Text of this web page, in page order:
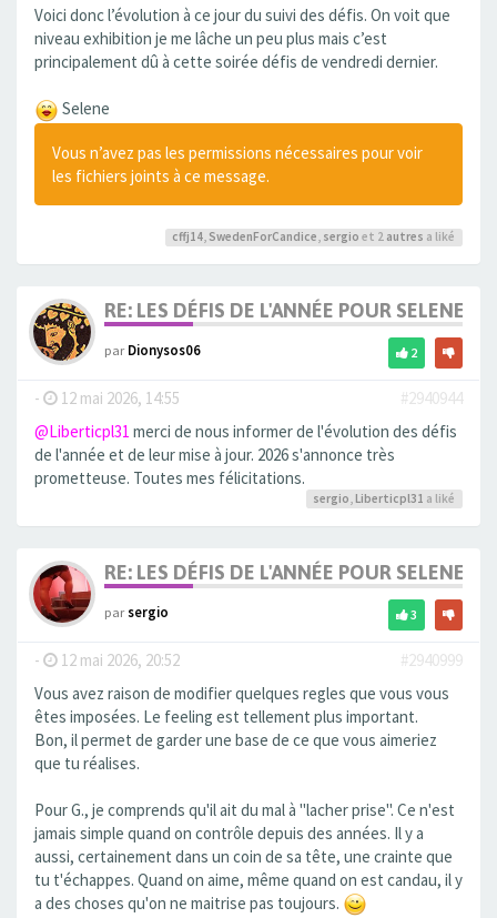
Voici donc l’évolution à ce jour du suivi des défis. On voit que
niveau exhibition je me lâche un peu plus mais c’est
principalement dû à cette soirée défis de vendredi dernier.
Selene
Vous n’avez pas les permissions nécessaires pour voir
les fichiers joints à ce message.
cffj14, SwedenForCandice, sergio et 2 autres a liké
RE: LES DÉFIS DE L'ANNÉE POUR SELENE
parDionysos06 2
- 12 mai 2026, 14:55
#2940944
@Liberticpl31 merci de nous informer de l'évolution des défis
de l'année et de leur mise à jour. 2026 s'annonce très
prometteuse. Toutes mes félicitations.
sergio Liberticpl31 a liké
RE: LES DÉFIS DE L'ANNÉE POUR SELENE
parsergio 3
- 12 mai 2026, 20:52
#2940999
Vous avez raison de modifier quelques regles que vous vous
êtes imposées. Le feeling est tellement plus important.
Bon, il permet de garder une base de ce que vous aimeriez
que tu réalises.
Pour G., je comprends qu'il ait du mal à "lacher prise". Ce n'est
jamais simple quand on contrôle depuis des années. Il y a
aussi, certainement dans un coin de sa tête, une crainte que
tu t'échappes. Quand on aime, même quand on est candau, il y
a des choses qu'on ne maitrise pas toujours.